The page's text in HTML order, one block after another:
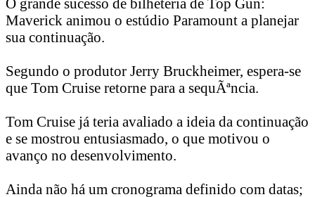
O grande sucesso de bilheteria de Top Gun:
Maverick animou o estúdio Paramount a planejar
sua continuação.
Segundo o produtor Jerry Bruckheimer, espera-se
que Tom Cruise retorne para a sequÃªncia.
Tom Cruise já teria avaliado a ideia da continuação
e se mostrou entusiasmado, o que motivou o
avanço no desenvolvimento.
Ainda não há um cronograma definido com datas;